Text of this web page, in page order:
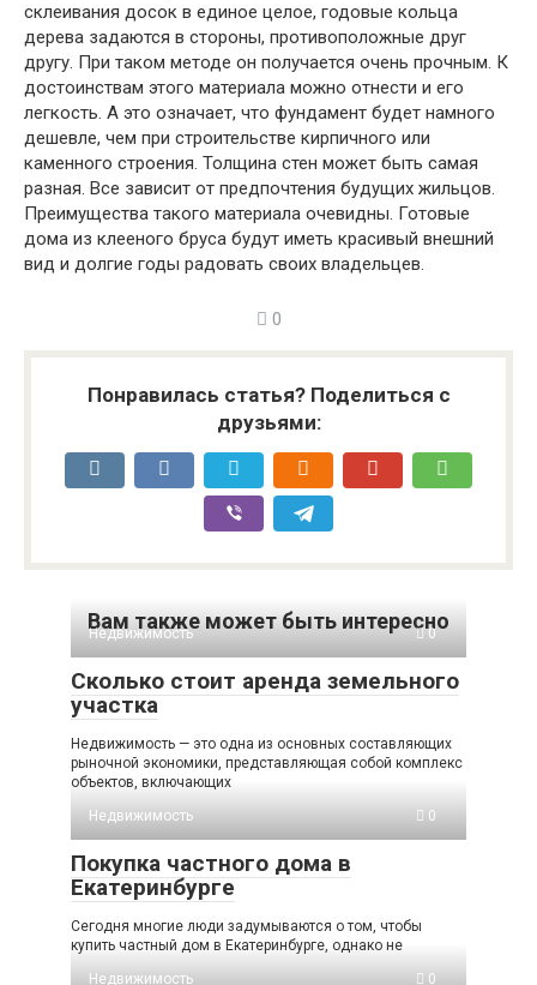
склеивания досок в единое целое, годовые кольца
дерева задаются в стороны, противоположные друг
другу. При таком методе он получается очень прочным. К
достоинствам этого материала можно отнести и его
легкость. А это означает, что фундамент будет намного
дешевле, чем при строительстве кирпичного или
каменного строения. Толщина стен может быть самая
разная. Все зависит от предпочтения будущих жильцов.
Преимущества такого материала очевидны. Готовые
дома из клееного бруса будут иметь красивый внешний
вид и долгие годы радовать своих владельцев.
0
Понравилась статья? Поделиться с
друзьями:
Вам также может быть интересно
Недвижимость 0
Сколько стоит аренда земельного
участка
Недвижимость — это одна из основных составляющих
рыночной экономики, представляющая собой комплекс
объектов, включающих
Недвижимость
0
Покупка частного дома в
Екатеринбурге
Сегодня многие люди задумываются о том, чтобы
купить частный дом в Екатеринбурге, однако не
Недвижимость
0